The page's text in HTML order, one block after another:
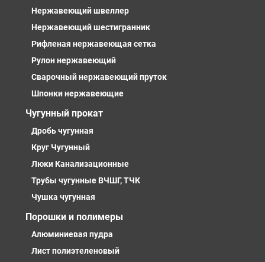
Нержавеющий швеллер
Нержавеющий шестигранник
Рифленая нержавеющая сетка
Рулон нержавеющий
Сварочный нержавеющий пруток
Шпонки нержавеющие
Чугунный прокат
Дробь чугунная
Круг Чугунный
Люки Канализационные
Трубы чугунные ВЧШГ, ТЧК
Чушка чугунная
Порошки и полимеры
Алюминиевая пудра
Лист полиэтеленовый